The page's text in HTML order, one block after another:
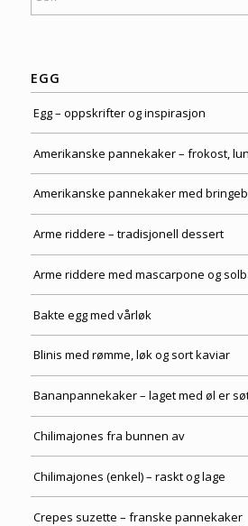
EGG
Egg – oppskrifter og inspirasjon
Amerikanske pannekaker – frokost,
Amerikanske pannekaker med
Arme riddere – tradisjonell dessert
Arme riddere med mascarpone og
Bakte egg med vårløk
Blinis med rømme, løk og sort kaviar
Bananpannekaker – laget med øl er
Chilimajones fra bunnen av
Chilimajones (enkel) – raskt og lage
Crepes suzette – franske pannekaker